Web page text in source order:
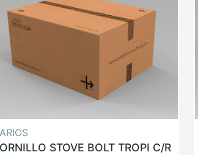
STOVE BOLT TROPI C/R